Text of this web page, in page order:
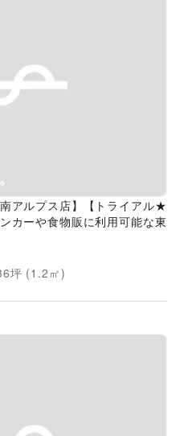
アルプス店】【トライアル★
カーや食物販に利用可能な東
坪 (1.2 ㎡)